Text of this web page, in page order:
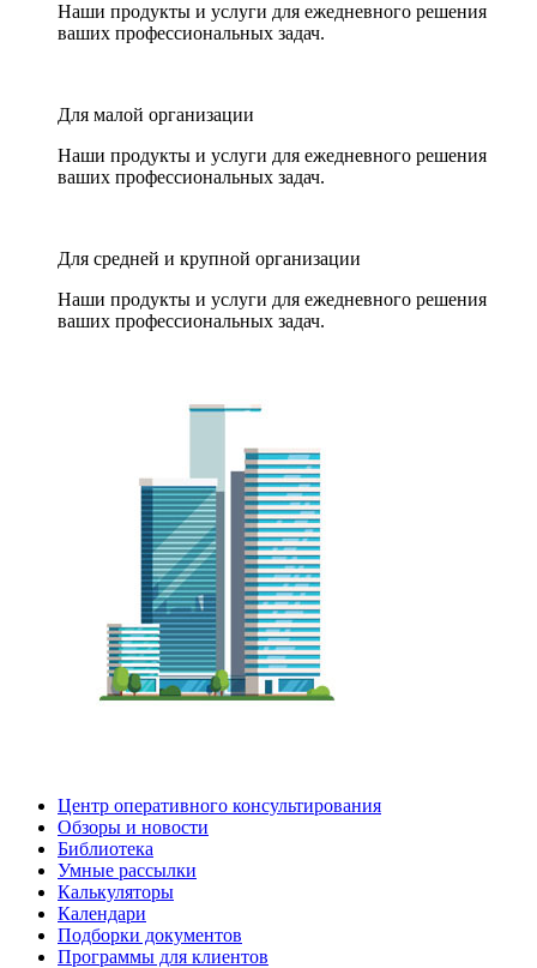
Наши продукты и услуги для ежедневного решения
ваших профессиональных задач.
Для малой организации
Наши продукты и услуги для ежедневного решения
ваших профессиональных задач.
Для средней и крупной организации
Наши продукты и услуги для ежедневного решения
ваших профессиональных задач.
Центр оперативного консультирования
Обзоры и новости
Библиотека
Умные рассылки
Калькуляторы
Календари
Подборки документов
Программы для клиентов